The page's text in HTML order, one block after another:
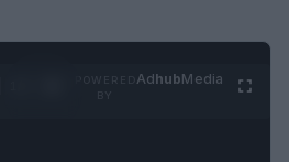
AdhubMedia